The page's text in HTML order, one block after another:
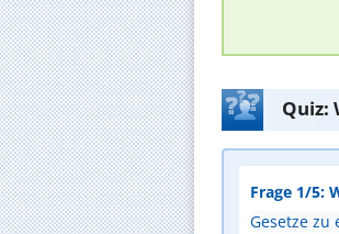
Quiz:
Frage 1/5:
Gesetze zu